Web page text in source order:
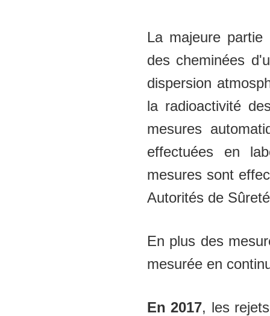
La majeure
des cheminées
dispersion
la radioactivité
mesures
effectuées en
mesures sont
Autorités de
En plus des
mesurée en
En 2017, les